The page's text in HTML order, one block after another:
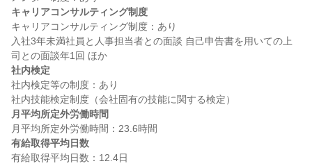
キャリアコンサルティング制度
キャリアコンサルティング制度：あり
入社3年未満社員と人事担当者との面談 自己申告書を用いての上
社内検定
社内検定等の制度：あり
月平均所定外労働時間
有給取得平均日数